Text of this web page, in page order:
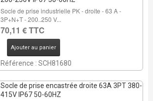
Socle de prise industrielle PK - droite - 63 A -
3P+N+T - 200..250 V...
70,11 € TTC
Ajouter au panier
Référence : SCH81680
Socle de prise encastrée droite 63A 3PT 380-
415V IP67 50-60HZ